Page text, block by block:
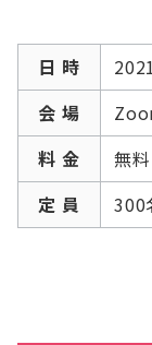
日 時
会 場
料 金
無料
定 員
300